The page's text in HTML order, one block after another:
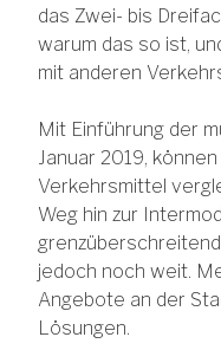
das Zwei- bis
warum das so ist,
mit anderen
Mit Einführung der
Januar 2019,
Verkehrsmittel
Weg hin zur
jedoch noch weit.
Angebote an der
Lösungen.